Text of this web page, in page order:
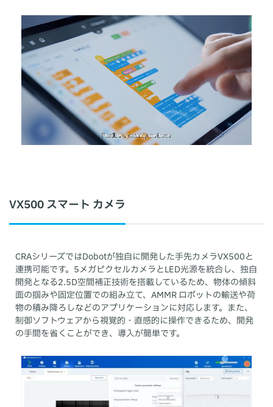
VX500 スマート カメラ
CRAシリーズではDobotが独自に開発した手先カメラVX500と
連携可能です。5メガピクセルカメラとLED光源を統合し、独自
開発となる2.5D空間補正技術を搭載しているため、物体の傾斜
面の掴みや固定位置での組み立て、AMMR ロボットの輸送や荷
物の積み降ろしなどのアプリケーションに対応します。また、
制御ソフトウェアから視覚的・直感的に操作できるため、開発
の手間を省くことができ、導入が簡単です。